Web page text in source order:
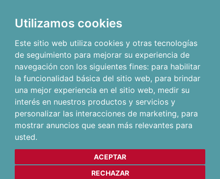
Utilizamos cookies
Este sitio web utiliza cookies y otras tecnologías
de seguimiento para mejorar su experiencia de
navegación con los siguientes fines: para habilitar
la funcionalidad básica del sitio web, para brindar
una mejor experiencia en el sitio web, medir su
interés en nuestros productos y servicios y
personalizar las interacciones de marketing, para
mostrar anuncios que sean más relevantes para
usted.
ACEPTAR
RECHAZAR